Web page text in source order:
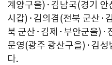
계양구을)·김남국(경기
시갑)·김의겸(전북 군산·
북 군산·김제·부안군을)·
문영(광주 광산구을)·김성
다.